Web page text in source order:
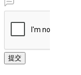
提交